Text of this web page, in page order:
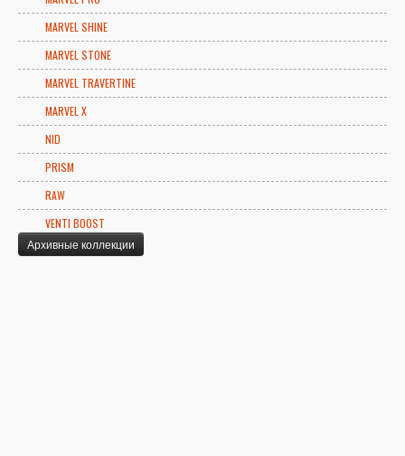
MARVEL SHINE
MARVEL STONE
MARVEL TRAVERTINE
MARVEL X
NID
PRISM
RAW
VENTI BOOST
Архивные коллекции